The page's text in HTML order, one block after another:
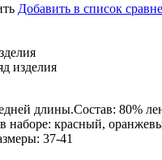
Добавить в список
изделия
длины.Состав: 80%
в наборе: красный,
37-41